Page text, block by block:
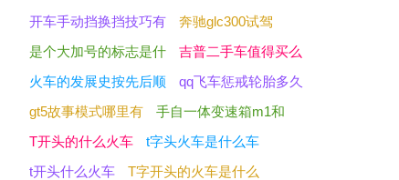
开车手动挡换挡技巧有
奔驰glc300试驾
是个大加号的标志是什
吉普二手车值得买么
火车的发展史按先后顺
qq飞车惩戒轮胎多久
gt5故事模式哪里有
手自一体变速箱m1和
T开头的什么火车
t字头火车是什么车
t开头什么火车
T字开头的火车是什么